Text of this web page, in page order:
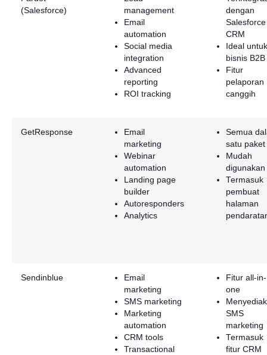
(Salesforce)
management
Email
automation
Social media
integration
Advanced
reporting
ROI tracking
dengan
Salesforce
CRM
Ideal untuk
bisnis B2B
Fitur
pelaporan
canggih
GetResponse
Email
marketing
Webinar
automation
Landing page
builder
Autoresponders
Analytics
Semua
satu paket
Mudah
digunakan
Termasuk
pembuat
halaman
Sendinblue
Email
marketing
SMS marketing
Marketing
automation
CRM tools
Transactional
Fitur all-in-
one
SMS
marketing
Termasuk
fitur CRM